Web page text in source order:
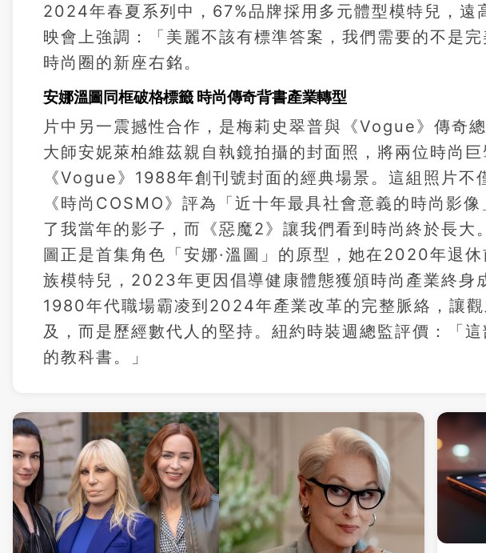
2024年春夏系列中，67%品牌採用多元體型模特兒，
映會上強調：「美麗不該有標準答案，我們需要的不是
時尚圈的新座右銘。
安娜溫圖同框破格標籤 時尚傳奇背書產業轉型
片中另一震撼性合作，是梅莉史翠普與《Vogue》傳奇
大師安妮萊柏維茲親自執鏡拍攝的封面照，將兩位時尚
《Vogue》1988年創刊號封面的經典場景。這組照片不
《時尚COSMO》評為「近十年最具社會意義的時尚影
了我當年的影子，而《惡魔2》讓我們看到時尚終於長
圖正是首集角色「安娜·溫圖」的原型，她在2020年退
族模特兒，2023年更因倡導健康體態獲頒時尚產業終身
1980年代職場霸凌到2024年產業改革的完整脈絡，讓
及，而是歷經數代人的堅持。紐約時裝週總監評價：「
的教科書。」